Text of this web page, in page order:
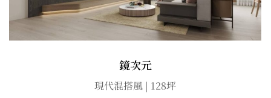
鏡次元
現代混搭風 | 128坪